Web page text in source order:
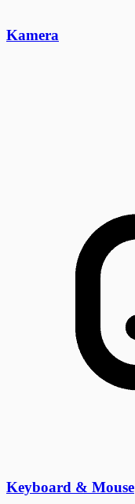
Kamera
Keyboard & Mouse